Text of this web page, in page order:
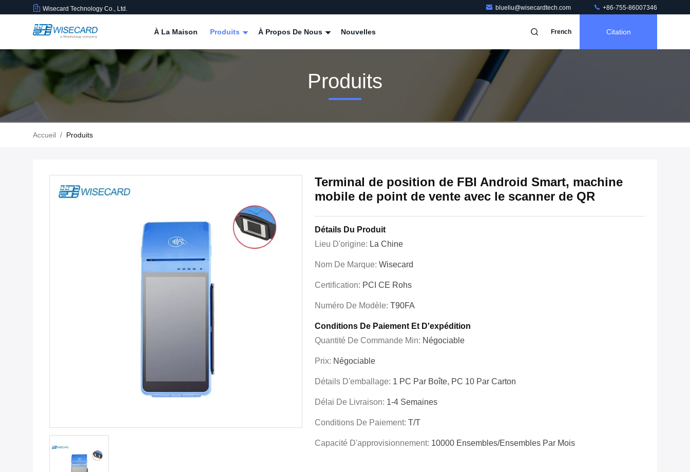
Wisecard Technology Co., Ltd. blueliu@wisecardtech.com +86-755-86007346
À La Maison Produits À Propos De Nous Nouvelles French Citation
Produits
Accueil / Produits
Terminal de position de FBI Android Smart, machine
mobile de point de vente avec le scanner de QR
Détails Du Produit
Lieu D'origine: La Chine
Nom De Marque: Wisecard
Certification: PCI CE Rohs
Numéro De Modèle: T90FA
Conditions De Paiement Et D'expédition
Quantité De Commande Min: Négociable
Prix: Négociable
Détails D'emballage: 1 PC Par Boîte, PC 10 Par Carton
Délai De Livraison: 1-4 Semaines
Conditions De Paiement: T/T
Capacité D'approvisionnement: 10000 Ensembles/ensembles Par Mois